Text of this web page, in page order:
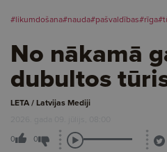
#likumdošana#nauda#pašvaldības#rīga
No nākamā
dubultos
LETA / Latvijas Mediji
2026. gada 09. jūlijs, 08:00
0 0